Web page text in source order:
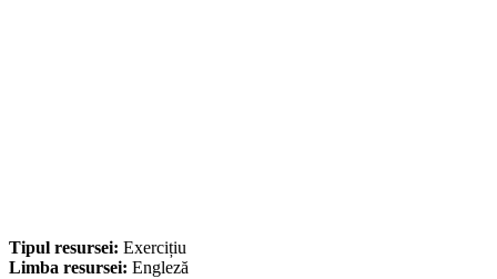
Tipul resursei: Exercițiu
Limba resursei: Engleză